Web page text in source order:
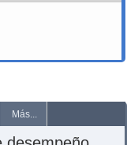
Más...